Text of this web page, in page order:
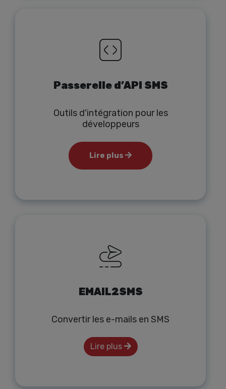
Passerelle d’API SMS
Outils d'intégration pour les
développeurs
Lire plus
EMAIL2SMS
Convertir les e-mails en SMS
Lire plus